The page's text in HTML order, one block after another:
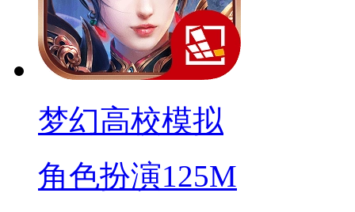
梦幻高校模拟
角色扮演125M